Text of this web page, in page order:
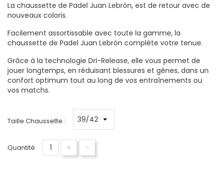
La chaussette de Padel Juan Lebrón, est de retour avec de
nouveaux coloris.
Facilement assortissable avec toute la gamme, la
chaussette de Padel Juan Lebrón complète votre tenue.
Grâce à la technologie Dri-Release, elle vous permet de
jouer longtemps, en réduisant blessures et gênes, dans un
confort optimum tout au long de vos entraînements ou
vos matchs.
Taille Chaussette :
Quantité + -